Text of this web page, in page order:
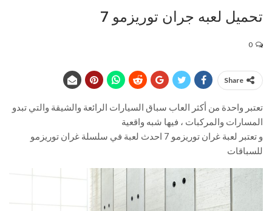
تحميل لعبه جران توريزمو 7
Share
تعتبر واحدة من أكثر العاب سباق السيارات الرائعة والشيقة والتي تبدو
المسارات والمركبات ، فيها شبه واقعية
و تعتبر لعبة غران توريزمو 7 احدث لعبة في سلسلة غران توريزمو
للسباقات